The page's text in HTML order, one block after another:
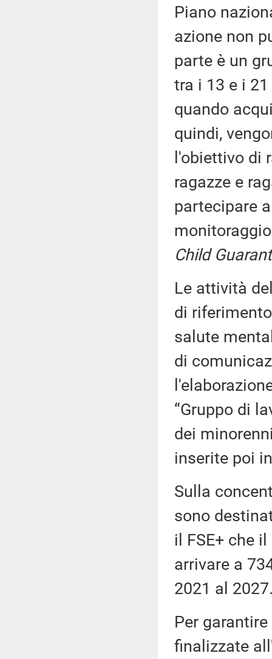
Piano
azione non
parte è un
tra i 13 e i
quando
quindi,
l'obiettivo di
ragazze e
partecipare
Child
Le attività
di
salute
di
“Gruppo di
dei
inserite poi
Sulla
sono
il FSE+ che
arrivare a
2021 al
Per
finalizzate